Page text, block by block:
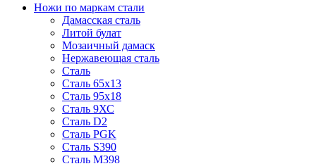
Ножи по маркам стали
Дамасская сталь
Литой булат
Мозаичный дамаск
Нержавеющая сталь
Сталь
Сталь 65х13
Сталь 95х18
Сталь 9ХС
Сталь D2
Сталь PGK
Сталь S390
Сталь M398